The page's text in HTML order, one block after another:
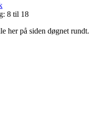
8 til 18
her på siden døgnet rundt.